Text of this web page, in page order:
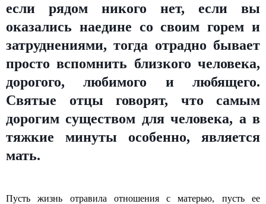
если рядом никого нет, если вы
оказались наедине со своим горем и
затруднениями, тогда отрадно бывает
просто вспомнить близкого человека,
дорогого, любимого и любящего.
Святые отцы говорят, что самым
дорогим существом для человека, а в
тяжкие минуты особенно, является
мать.
Пусть жизнь отравила отношения с матерью, пусть ее